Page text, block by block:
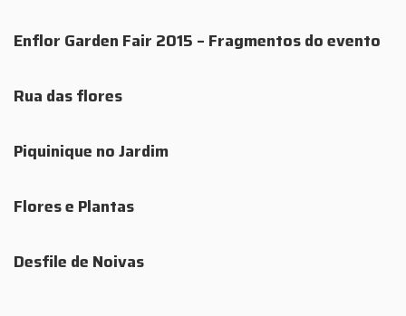
Enflor Garden Fair 2015 – Fragmentos do evento
Rua das flores
Piquinique no Jardim
Flores e Plantas
Desfile de Noivas